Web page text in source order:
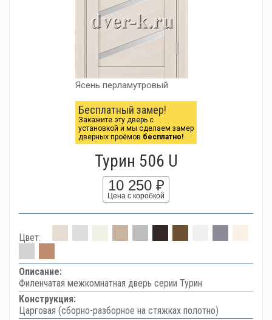
Ясень перламутровый
Бесплатный замер!
Закажите эту дверь с
установкой и мы сделаем замер
дверных проёмов бесплатно!
Турин 506 U
10 250 ₽
Цена с коробкой
Цвет:
Описание:
Филенчатая межкомнатная дверь серии Турин
Конструкция:
Царговая (сборно-разборное на стяжках полотно)